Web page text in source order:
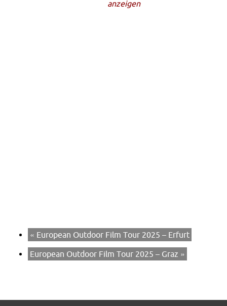
anzeigen
« European Outdoor Film Tour 2025 – Erfurt
European Outdoor Film Tour 2025 – Graz »